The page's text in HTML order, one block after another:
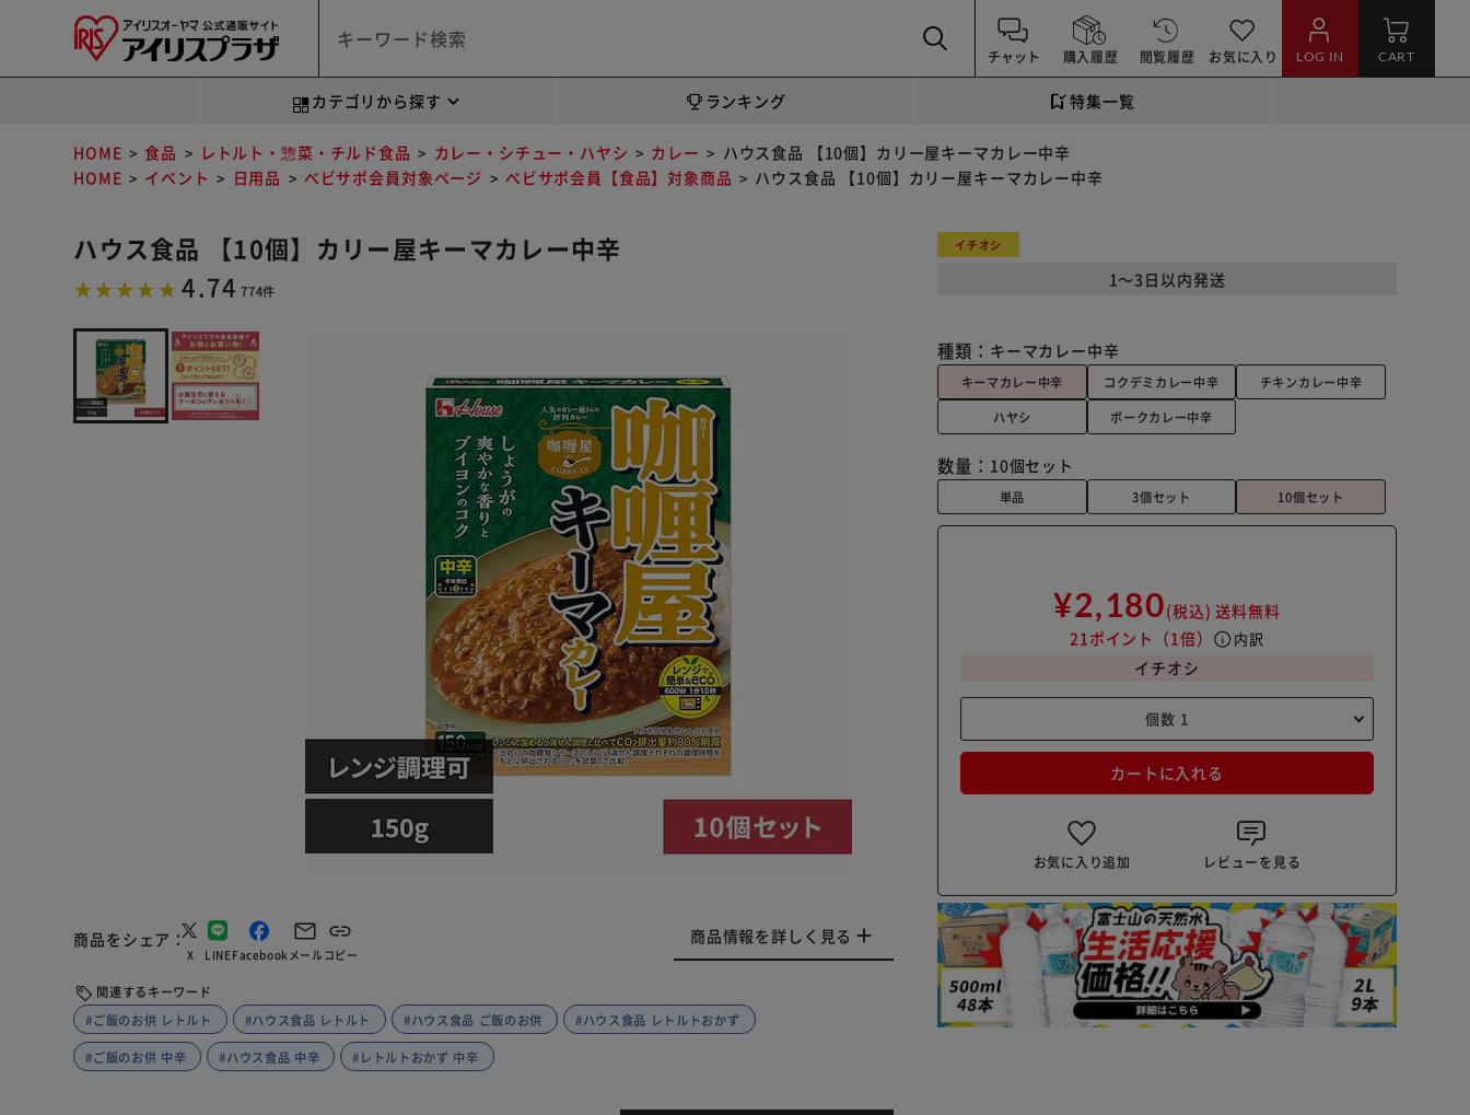
チャット 購入履歴 閲覧履歴 お気に入り LOG IN CART
カテゴリから探す ランキング 特集一覧
HOME 食品 レトルト・惣菜・チルド食品 カレー・シチュー・ハヤシ カレー
ハウス食品 【10個】カリー屋キーマカレー中辛
HOME
イベント 日用品 べビサポ会員対象ページ べビサポ会員【食品】対象商品 ハウス食品 【10個】カリー屋キーマカレー中辛
ハウス食品 【10個】カリー屋キーマカレー中辛
4.74 774件
商品をシェア
X LINEFacebook メールコピー
商品情報を詳しく見る
関連するキーワード
#ご飯のお供 レトルト
#ハウス食品 レトルト #ハウス食品 ご飯のお供 #ハウス食品 レトルトおかず
#ご飯のお供 中辛 #ハウス食品 中辛 #レトルトおかず 中辛
イチオシ
1～3日以内発送
種類： キーマカレー中辛
キーマカレー中辛 コクデミカレー中辛
チキンカレー中辛
ハヤシ
ポークカレー中辛
数量： 10個セット
単品 3個セット 10個セット
¥2,180(税込) 送料無料
21ポイント （1倍） info 内訳
イチオシ
カートに入れる
お気に入り追加 レビューを見る